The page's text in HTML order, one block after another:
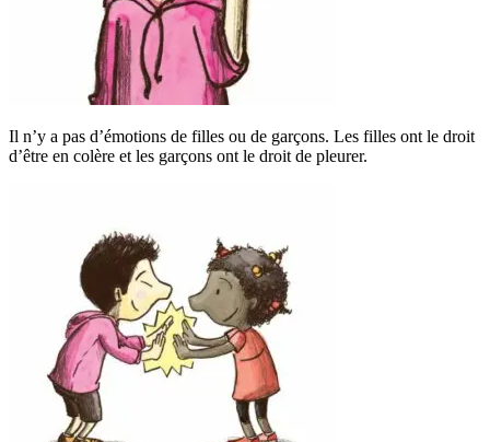
Il n’y a pas d’émotions de filles ou de garçons. Les filles ont le droit
d’être en colère et les garçons ont le droit de pleurer.